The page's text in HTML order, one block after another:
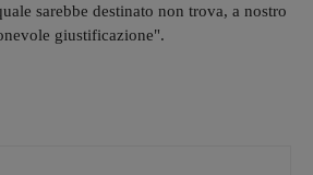
sarebbe destinato non trova, a nostro
giustificazione".